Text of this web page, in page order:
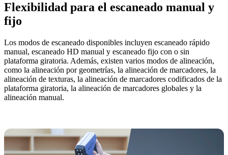
Flexibilidad para el escaneado manual y
fijo
Los modos de escaneado disponibles incluyen escaneado rápido
manual, escaneado HD manual y escaneado fijo con o sin
plataforma giratoria. Además, existen varios modos de alineación,
como la alineación por geometrías, la alineación de marcadores, la
alineación de texturas, la alineación de marcadores codificados de la
plataforma giratoria, la alineación de marcadores globales y la
alineación manual.